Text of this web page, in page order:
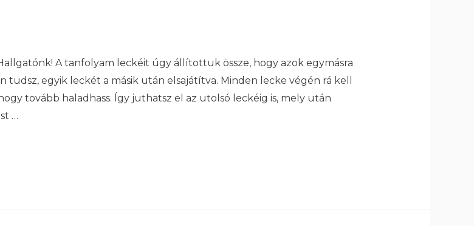
A tanfolyam leckéit úgy állítottuk össze, hogy azok egymásra
egyik leckét a másik után elsajátítva. Minden lecke végén rá kell
tovább haladhass. Így juthatsz el az utolsó leckéig is, mely után
…